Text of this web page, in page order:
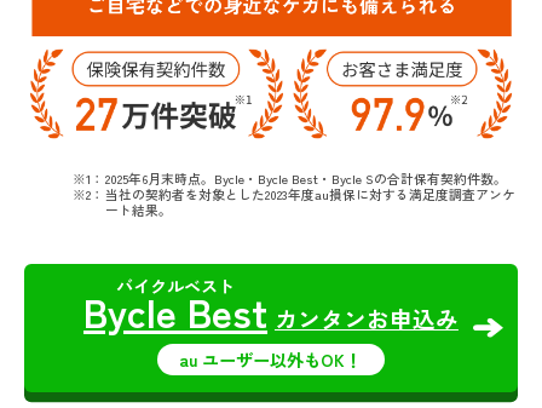
2025年6月末時点。Bycle・Bycle Best・Bycle Sの合計保有契約件数。
当社の契約者を対象とした2023年度au損保に対する満足度調査アンケ
ート結果。
Bycle Best カンタンお申込み
au ユーザー以外もOK！